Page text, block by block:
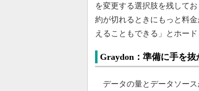
を変更する選択肢を残して
約が切れるときにもっと料
えることもできる」とホード
Graydon：準備に手を抜
データの量とデータソース